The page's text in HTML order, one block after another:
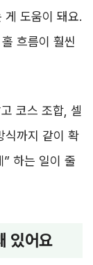
게 도움이 돼요.
흐름이 훨씬
코스 조합, 셀
식까지 같이 확
하는 일이 줄
있어요